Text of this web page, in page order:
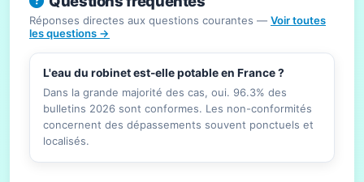
Réponses directes aux questions courantes — Voir toutes
les questions →
L'eau du robinet est-elle potable en France ?
Dans la grande majorité des cas, oui. 96.3% des
bulletins 2026 sont conformes. Les non-conformités
concernent des dépassements souvent ponctuels et
localisés.